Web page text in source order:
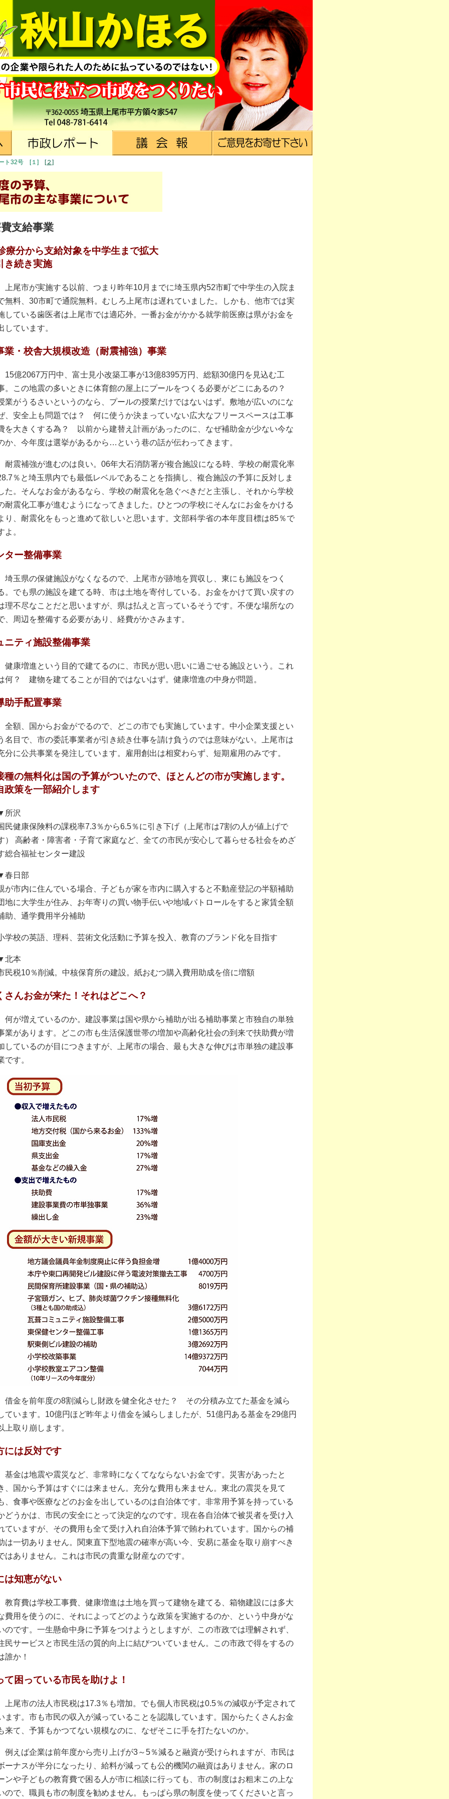
ト32号 [１] [２]
支給事業
療分から支給対象を中学生まで拡大
き続き実施
尾市が実施する以前、つまり昨年10月までに埼玉県内52市町で中学生の入院ま
無料、30市町で通院無料。むしろ上尾市は遅れていました。しかも、他市では実
している歯医者は上尾市では適応外。一番お金がかかる就学前医療は県がお金を
しています。
業・校舎大規模改造（耐震補強）事業
億2067万円中、富士見小改築工事が13億8395万円、総額30億円を見込む工
。この地震の多いときに体育館の屋上にプールをつくる必要がどこにあるの？
業がうるさいというのなら、プールの授業だけではないはず。敷地が広いのにな
、安全上も問題では？ 何に使うか決まっていない広大なフリースペースは工事
を大きくする為？ 以前から建替え計画があったのに、なぜ補助金が少ない今な
か、今年度は選挙があるから…という巷の話が伝わってきます。
震補強が進むのは良い。06年大石消防署が複合施設になる時、学校の耐震化率
％と埼玉県内でも最低レベルであることを指摘し、複合施設の予算に反対しま
た。そんなお金があるなら、学校の耐震化を急ぐべきだと主張し、それから学校
耐震化工事が進むようになってきました。ひとつの学校にそんなにお金をかける
り、耐震化をもっと進めて欲しいと思います。文部科学省の本年度目標は85％で
よ。
ター整備事業
玉県の保健施設がなくなるので、上尾市が跡地を買収し、東にも施設をつく
。でも県の施設を建てる時、市は土地を寄付している。お金をかけて買い戻すの
理不尽なことだと思いますが、県は払えと言っているそうです。不便な場所なの
、周辺を整備する必要があり、経費がかさみます。
ニティ施設整備事業
康増進という目的で建てるのに、市民が思い思いに過ごせる施設という。これ
何？ 建物を建てることが目的ではないはず。健康増進の中身が問題。
助手配置事業
額、国からお金がでるので、どこの市でも実施しています。中小企業支援とい
名目で、市の委託事業者が引き続き仕事を請け負うのでは意味がない。上尾市は
分に公共事業を発注しています。雇用創出は相変わらず、短期雇用のみです。
種の無料化は国の予算がついたので、ほとんどの市が実施します。
政策を一部紹介します
所沢
民健康保険料の課税率7.3％から6.5％に引き下げ（上尾市は7割の人が値上げで
） 高齢者・障害者・子育て家庭など、全ての市民が安心して暮らせる社会をめざ
総合福祉センター建設
春日部
が市内に住んでいる場合、子どもが家を市内に購入すると不動産登記の半額補助
地に大学生が住み、お年寄りの買い物手伝いや地域パトロールをすると家賃全額
助、通学費用半分補助
学校の英語、理科、芸術文化活動に予算を投入、教育のブランド化を目指す
北本
民税10％削減。中核保育所の建設。紙おむつ購入費用助成を倍に増額
さんお金が来た！それはどこへ？
が増えているのか。建設事業は国や県から補助が出る補助事業と市独自の単独
業があります。どこの市も生活保護世帯の増加や高齢化社会の到来で扶助費が増
しているのが目につきますが、上尾市の場合、最も大きな伸びは市単独の建設事
です。
金を前年度の8割減らし財政を健全化させた？ その分積み立てた基金を減ら
ています。10億円ほど昨年より借金を減らしましたが、51億円ある基金を29億円
上取り崩します。
には反対です
金は地震や震災など、非常時になくてなならないお金です。災害があったと
、国から予算はすぐには来ません。充分な費用も来ません。東北の震災を見て
、食事や医療などのお金を出しているのは自治体です。非常用予算を持っている
どうかは、市民の安全にとって決定的なのです。現在各自治体で被災者を受け入
ていますが、その費用も全て受け入れ自治体予算で賄われています。国からの補
は一切ありません。関東直下型地震の確率が高い今、安易に基金を取り崩すべき
はありません。これは市民の貴重な財産なのです。
は知恵がない
育費は学校工事費、健康増進は土地を買って建物を建てる、箱物建設には多大
費用を使うのに、それによってどのような政策を実施するのか、という中身がな
のです。一生懸命中身に予算をつけようとしますが、この市政では理解されず、
民サービスと市民生活の質的向上に結びついていません。この市政で得をするの
誰か！
て困っている市民を助けよ！
尾市の法人市民税は17.3％も増加。でも個人市民税は0.5％の減収が予定されて
ます。市も市民の収入が減っていることを認識しています。国からたくさんお金
来て、予算もかつてない規模なのに、なぜそこに手を打たないのか。
えば企業は前年度から売り上げが3～5％減ると融資が受けられますが、市民は
ーナスが半分になったり、給料が減っても公的機関の融資はありません。家のロ
ンや子どもの教育費で困る人が市に相談に行っても、市の制度はお粗末この上な
ので、職員も市の制度を勧めません。もっぱら県の制度を使ってくださいと言っ